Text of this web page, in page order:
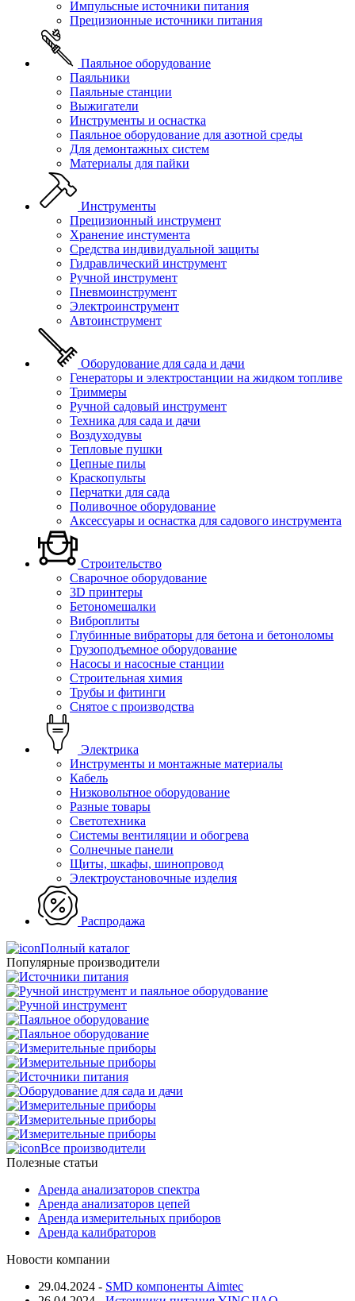
Импульсные источники питания
Прецизионные источники питания
Паяльное оборудование
Паяльники
Паяльные станции
Выжигатели
Инструменты и оснастка
Паяльное оборудование для азотной среды
Для демонтажных систем
Материалы для пайки
Инструменты
Прецизионный инструмент
Хранение инстумента
Средства индивидуальной защиты
Гидравлический инструмент
Ручной инструмент
Пневмоинструмент
Электроинструмент
Автоинструмент
Оборудование для сада и дачи
Генераторы и электростанции на жидком топливе
Триммеры
Ручной садовый инструмент
Техника для сада и дачи
Воздуходувы
Тепловые пушки
Цепные пилы
Краскопульты
Перчатки для сада
Поливочное оборудование
Аксессуары и оснастка для садового инструмента
Строительство
Сварочное оборудование
3D принтеры
Бетономешалки
Виброплиты
Глубинные вибраторы для бетона и бетоноломы
Грузоподъемное оборудование
Насосы и насосные станции
Строительная химия
Трубы и фитинги
Снятое с производства
Электрика
Инструменты и монтажные материалы
Кабель
Низковольтное оборудование
Разные товары
Светотехника
Системы вентиляции и обогрева
Солнечные панели
Щиты, шкафы, шинопровод
Электроустановочные изделия
Распродажа
Полный каталог
Популярные производители
Все производители
Полезные статьи
Аренда анализаторов спектра
Аренда анализаторов цепей
Аренда измерительных приборов
Аренда калибраторов
Новости компании
29.04.2024 - SMD компоненты Aimtec